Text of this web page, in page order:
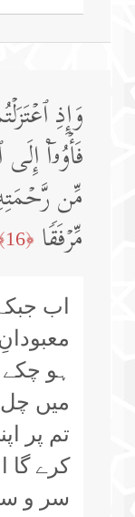
وَإِذِ
فَأۡوُۥۤا۟
مِّن
مِّرۡفَقࣰا ﴿16﴾
اب
ہو چکے
میں چل
تم پر
کرے گا
سر و